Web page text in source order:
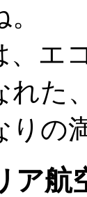
、エ
れた
りの
ア航